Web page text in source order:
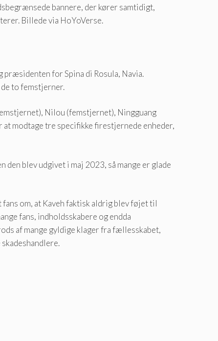
bannere, der kører samtidigt,
Billede via HoYoVerse.
for Spina di Rosula, Navia.
to femstjerner.
Nilou (femstjernet), Ningguang
modtage tre specifikke firestjernede enheder,
blev udgivet i maj 2023, så mange er glade
om, at Kaveh faktisk aldrig blev føjet til
fans, indholdsskabere og endda
af mange gyldige klager fra fællesskabet,